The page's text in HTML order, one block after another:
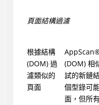
頁面結構過濾
根據結構
(DOM) 過
濾類似的
頁面
AppScan
(DOM) 相
試的新鏈
個型錄可
面，但所